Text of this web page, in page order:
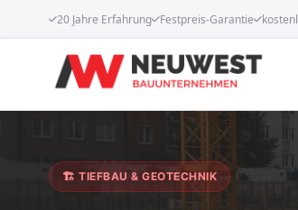
20 Jahre Erfahrung Festpreis-Garantie
🏗 TIEFBAU & GEOTECHNIK